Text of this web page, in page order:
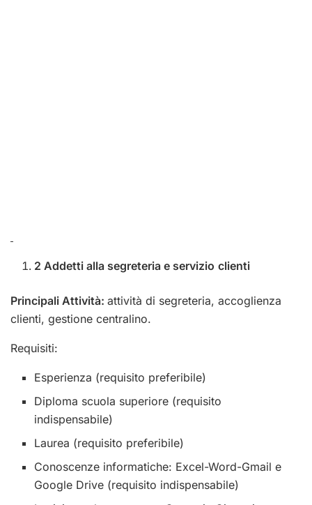
2 Addetti alla segreteria e servizio clienti
Principali Attività: attività di segreteria, accoglienza
clienti, gestione centralino.
Requisiti:
Esperienza (requisito preferibile)
Diploma scuola superiore (requisito
indispensabile)
Laurea (requisito preferibile)
Conoscenze informatiche: Excel-Word-Gmail e
Google Drive (requisito indispensabile)